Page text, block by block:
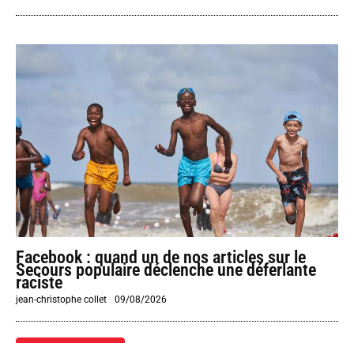
Facebook : quand un de nos articles sur le
Secours populaire déclenche une déferlante
raciste
jean-christophe collet -09/08/2026